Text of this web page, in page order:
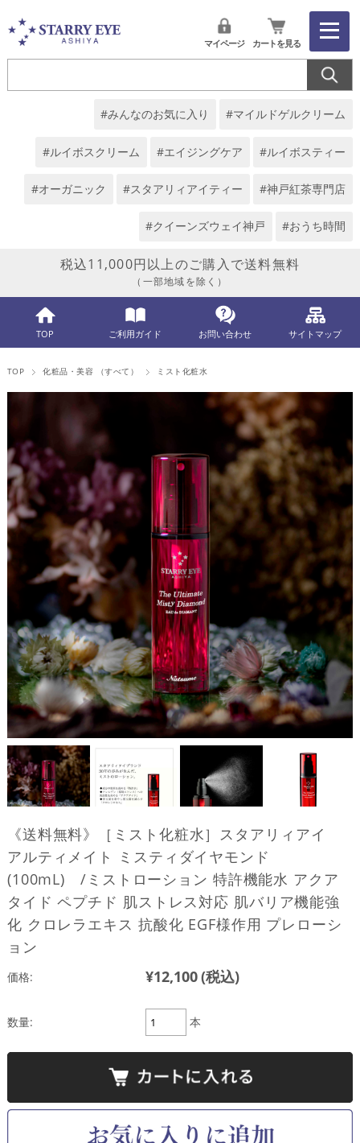
#みんなのお気に入り #マイルドゲルクリーム
#ルイボスクリーム #エイジングケア #ルイボスティー
#オーガニック #スタアリィアイティー #神戸紅茶専門店
#クイーンズウェイ神戸 #おうち時間
マイページ カートを見る
税込11,000円以上のご購入で送料無料
（一部地域を除く）
TOP ご利用ガイド お問い合わせ サイトマップ
TOP 化粧品・美容 （すべて） ミスト化粧水
《送料無料》［ミスト化粧水］スタアリィアイ
アルティメイト ミスティダイヤモンド
(100mL) /ミストローション 特許機能水 アクア
タイド ペプチド 肌ストレス対応 肌バリア機能強
化 クロレラエキス 抗酸化 EGF様作用 プレローシ
ョン
価格: ¥12,100(税込)
数量: 本